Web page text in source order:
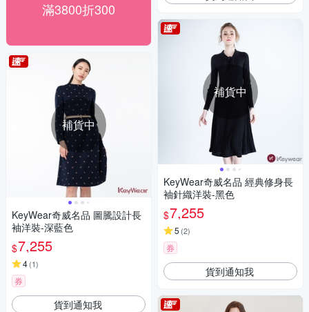
滿3800折300
補貨中
KeyWear奇威名品 圖騰設計長
袖洋裝-深藍色
$7,255
4(1)
券
貨到通知我
補貨中
KeyWear奇威名品 經典修身長
袖針織洋裝-黑色
$7,255
5 (2)
券
貨到通知我